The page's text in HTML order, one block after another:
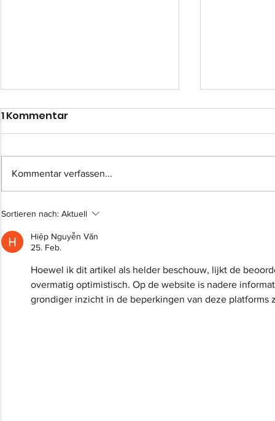
Einsatz-Nr.: 057
1 Kommentar
Kommentar verfassen...
Sortieren nach: Aktuell
Hiệp Nguyễn Văn
25. Feb.
Hoewel ik dit artikel als helder beschouw, lijkt de
overmatig optimistisch. Op de website is nadere
grondiger inzicht in de beperkingen van deze platforms